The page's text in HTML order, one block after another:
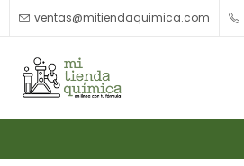
ventas@mitiendaquimica.com